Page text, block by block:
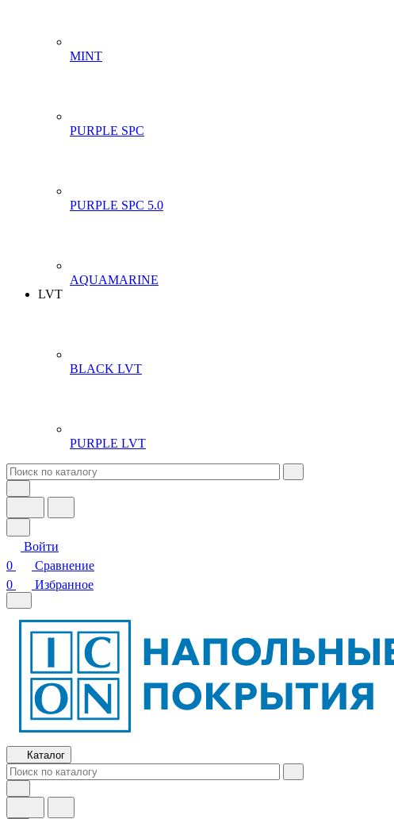
MINT
PURPLE SPC
PURPLE SPC 5.0
AQUAMARINE
LVT
BLACK LVT
PURPLE LVT
Войти
0
Сравнение
0
Избранное
Каталог